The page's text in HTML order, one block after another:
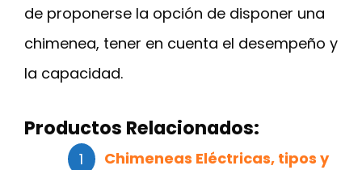
de proponerse la opción de disponer una
chimenea, tener en cuenta el desempeño y
la capacidad.
Productos Relacionados:
Chimeneas Eléctricas, tipos y